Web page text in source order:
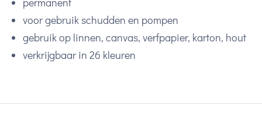
voor gebruik schudden en pompen
gebruik op linnen, canvas, verfpapier, karton, hout
verkrijgbaar in 26 kleuren